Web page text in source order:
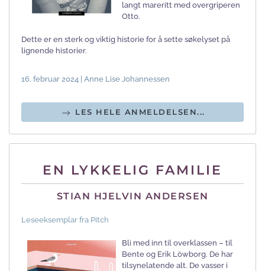
langt mareritt med overgriperen
Otto.
Dette er en sterk og viktig historie for å sette søkelyset på
lignende historier.
16. februar 2024 | Anne Lise Johannessen
LES HELE ANMELDELSEN...
EN LYKKELIG FAMILIE
STIAN HJELVIN ANDERSEN
Leseeksemplar fra Pitch
Bli med inn til overklassen – til
Bente og Erik Löwborg. De har
tilsynelatende alt. De vasser i